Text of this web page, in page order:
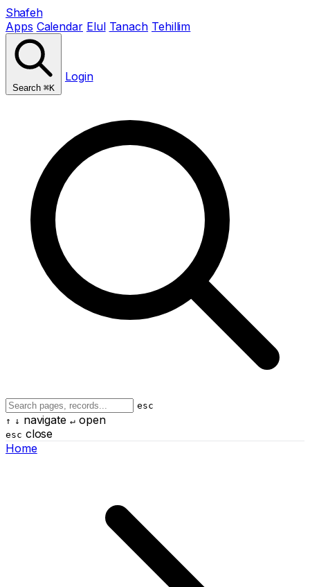
Shafeh
Apps Calendar Elul Tanach Tehillim
Search ⌘K
Login
esc
↑ ↓ navigate ↵open
esc close
Home